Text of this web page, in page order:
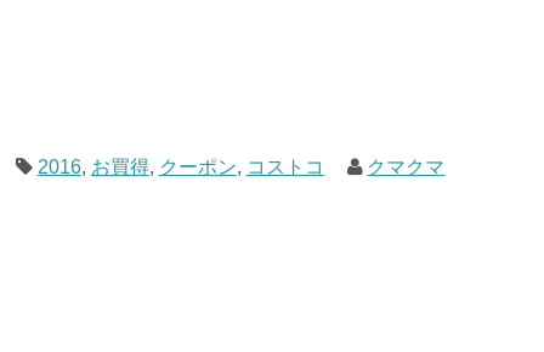
2016, お買得, クーポン, コストコ クマクマ